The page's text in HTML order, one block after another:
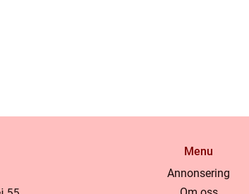
Menu
Annonsering